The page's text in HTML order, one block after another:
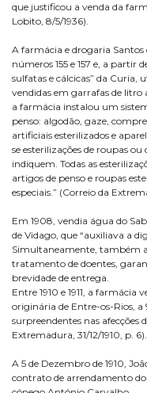
que justificou a venda da
Lobito, 8/5/1936).
A farmácia e drogaria
números 155 e 157 e, a partir
sulfatas e cálcicas” da Curia,
vendidas em garrafas de litro
a farmácia instalou um
penso: algodão, gaze,
artificiais esterilizados e
se esterilizações de roupas
indiquem. Todas as
artigos de penso e roupas
especiais.” (Correio da
Em 1908, vendia água do
de Vidago, que “auxiliava a
Simultaneamente, também
tratamento de doentes,
brevidade de entrega.
Entre 1910 e 1911, a farmácia
originária de Entre-os-Rios,
surpreendentes nas afecções
Extremadura, 31/12/1910, p. 6).
A 5 de Dezembro de 1910,
contrato de arrendamento